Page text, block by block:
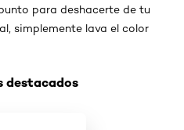
para deshacerte de tu
simplemente lava el color
destacados